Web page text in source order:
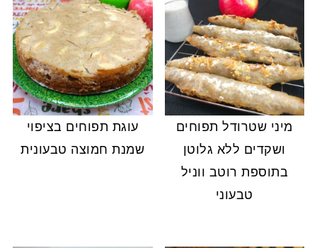
מיני שטרודל תפוחים
ושקדים ללא גלוטן
בתוספת רוטב ווניל
טבעוני
עוגת תפוחים בציפוי
שמנת חמוצה טבעונית